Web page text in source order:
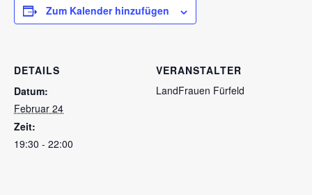
Zum Kalender hinzufügen
DETAILS
Datum:
Februar 24
Zeit:
19:30 - 22:00
VERANSTALTER
LandFrauen Fürfeld